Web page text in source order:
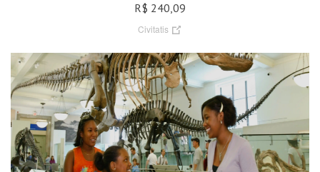
R$ 240,09
Civitatis